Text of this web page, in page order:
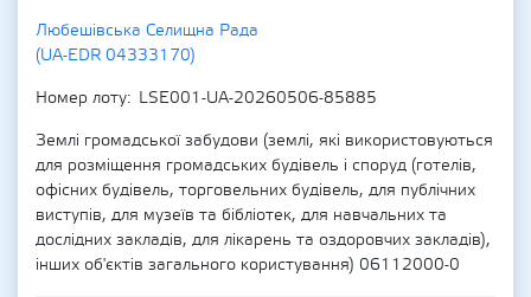
Любешівська Селищна Рада
(UA-EDR 04333170)
Номер лоту
LSE001-UA-20260506-85885
Землі громадської забудови (землі, які використовуються
для розміщення громадських будівель і споруд (готелів,
офісних будівель, торговельних будівель, для публічних
виступів, для музеїв та бібліотек, для навчальних та
дослідних закладів, для лікарень та оздоровчих закладів),
інших об'єктів загального користування) 06112000-0